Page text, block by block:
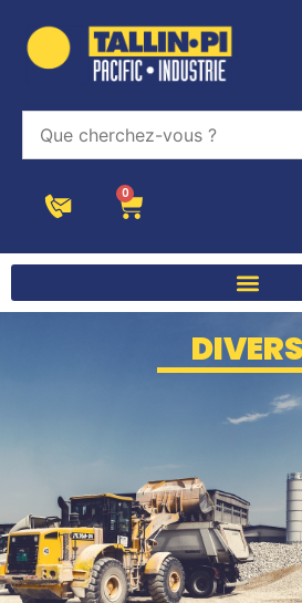
0
DIVERS